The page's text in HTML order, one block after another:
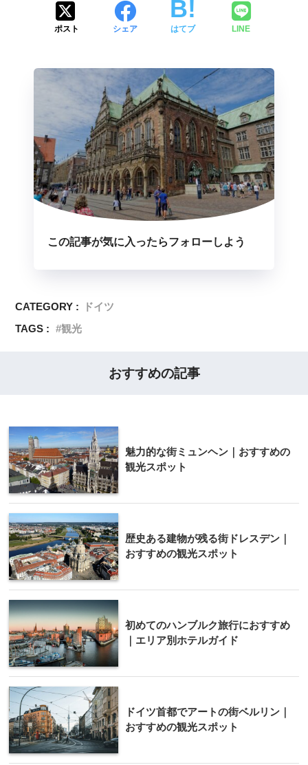
ポスト シェア はてブ LINE
この記事が気に入ったらフォローしよう
CATEGORY :
ドイツ
TAGS :
観光
おすすめの記事
魅力的な街ミュンヘン｜おすすめの
観光スポット
歴史ある建物が残る街ドレスデン｜
おすすめの観光スポット
初めてのハンブルク旅行におすすめ
｜エリア別ホテルガイド
ドイツ首都でアートの街ベルリン｜
おすすめの観光スポット